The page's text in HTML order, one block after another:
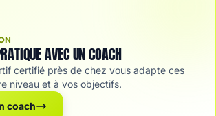
AVEC UN COACH
certifié près de chez vous adapte ces
niveau et à vos objectifs.
coach